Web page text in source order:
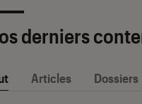
derniers
Articles Dossiers